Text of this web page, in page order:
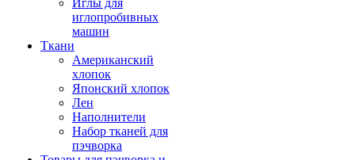
Иглы для
иглопробивных
машин
Ткани
Американский
хлопок
Японский хлопок
Лен
Наполнители
Набор тканей для
пэчворка